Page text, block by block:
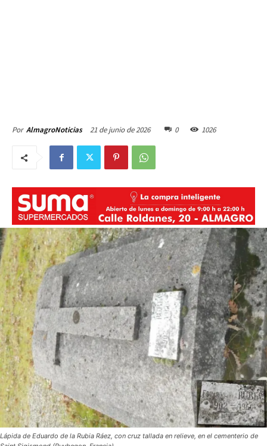
Por AlmagroNoticias 21 de junio de 2026 0 1026
Lápida de Eduardo de la Rubia Ráez, con cruz tallada en relieve, en el cementerio de